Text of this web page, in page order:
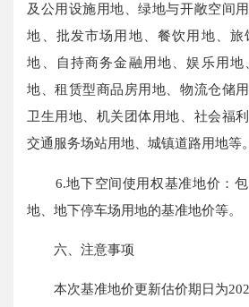
及公用设施用地、绿地与开敞空间
地、批发市场用地、餐饮用地、
地、自持商务金融用地、娱乐用
地、租赁型商品房用地、物流仓储
卫生用地、机关团体用地、社会福
交通服务场站用地、城镇道路用地等
6.地下空间使用权基准地价：包
地、地下停车场用地的基准地价等。
六、注意事项
本次基准地价更新估价期日为